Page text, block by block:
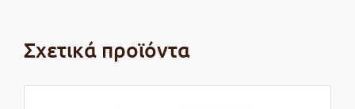
Σχετικά προϊόντα